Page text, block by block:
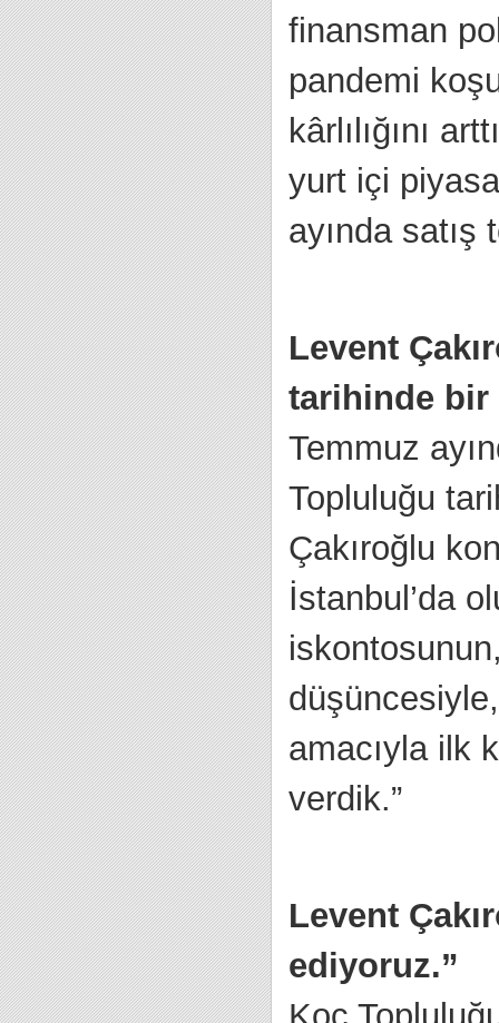
finansman
pandemi
kârlılığını
yurt içi
ayında satış
Levent
tarihinde bir
Temmuz
Topluluğu
Çakıroğlu
İstanbul’da
amacıyla ilk
verdik.”
Levent
ediyoruz.”
Koç